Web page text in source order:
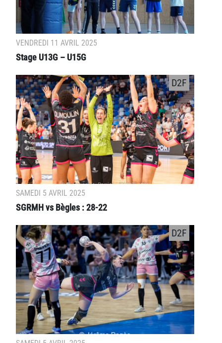
VENDREDI 11 AVRIL 2025
Stage U13G – U15G
SAMEDI 5 AVRIL 2025
SGRMH vs Bègles : 28-22
D2F
D2F